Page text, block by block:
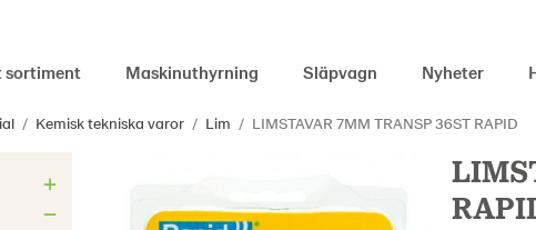
sortiment Maskinuthyrning Släpvagn Nyheter
/ Kemisk tekniska varor / Lim / LIMSTAVAR 7MM TRANSP 36ST RAPID